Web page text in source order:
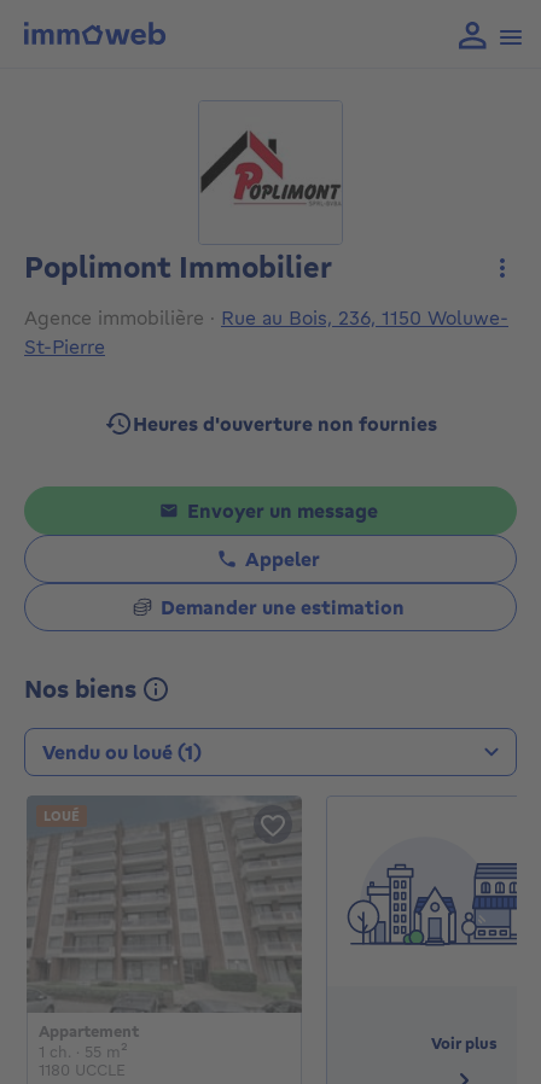
Poplimont Immobilier
Agence immobilière · Rue au Bois, 236, 1150 Woluwe-
St-Pierre
Heures d'ouverture non fournies
Envoyer un message
Appeler
Demander une estimation
Nos biens
Type de transaction
Appartement
1 ch. 1 chambre
· 55 m²
1180 UCCLE
LOUÉ
voir plus